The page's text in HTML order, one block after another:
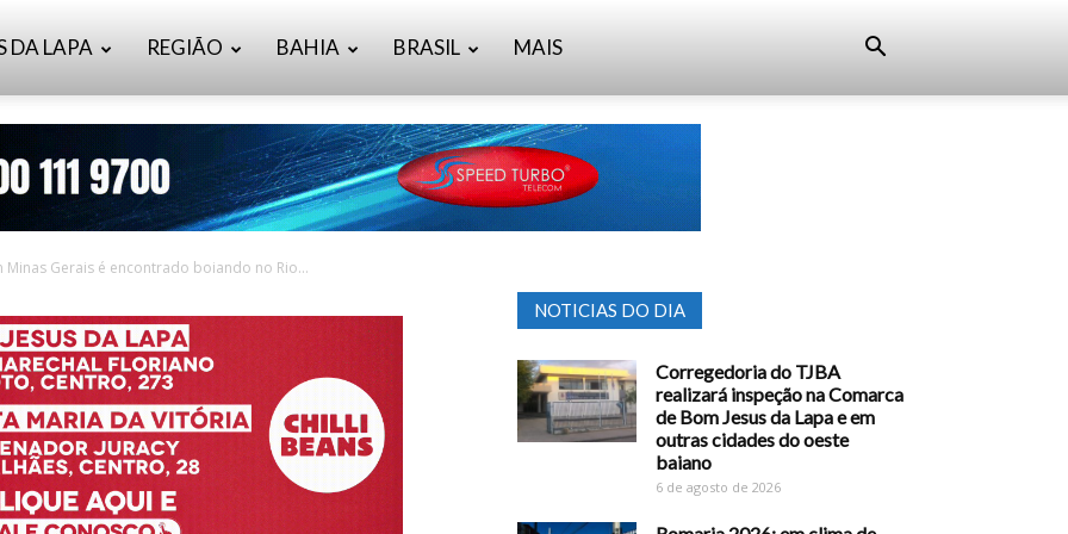
DA LAPA REGIÃO BAHIA BRASIL MAIS
Gerais é encontrado boiando no Rio...
NOTICIAS DO DIA
Corregedoria do TJBA
realizará inspeção na Comarca
de Bom Jesus da Lapa e em
outras cidades do oeste
baiano
6 de agosto de 2026